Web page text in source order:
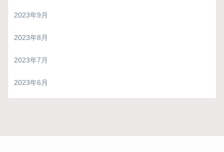
2023年9月
2023年8月
2023年7月
2023年6月